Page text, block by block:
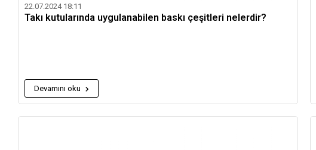
22.07.2024 18:11
Takı kutularında uygulanabilen baskı çeşitleri nelerdir?
Devamını oku